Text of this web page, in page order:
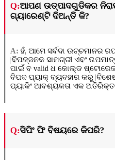
Q:ଆପଣ ଉତ୍ପାଦଗୁଡିକର
ଗ୍ୟାରେଣ୍ଟି ଦିଅନ୍ତି କି?
A: ହଁ, ଆମେ ସର୍ବଦା ଉଚ୍ଚମାନର
|ବିପଜ୍ଜନକ ସାମଗ୍ରୀ ଏବଂ
ପାଇଁ ବ valid ଧ କୋଲ୍ଡ
ବିପଦ ପ୍ୟାକ୍ ବ୍ୟବହାର କରୁ
ପ୍ୟାକିଂ ଆବଶ୍ୟକତା ଏକ ଅତିରିକ୍ତ
Q:ସିପିଂ ଫି ବିଷୟରେ କିପରି?